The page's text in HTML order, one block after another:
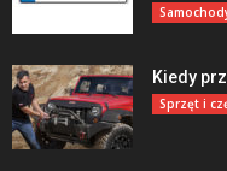
Kiedy
Sprzęt i